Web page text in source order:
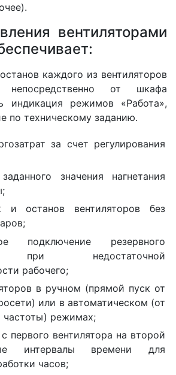
вентиляторами
каждого из вентиляторов
непосредственно от шкафа
индикация режимов «Работа»,
по техническому заданию.
за счет регулирования
значения нагнетания
и останов вентиляторов без
подключение резервного
при недостаточной
рабочего;
в ручном (прямой пуск от
или в автоматическом (от
частоты) режимах;
первого вентилятора на второй
интервалы времени для
часов;